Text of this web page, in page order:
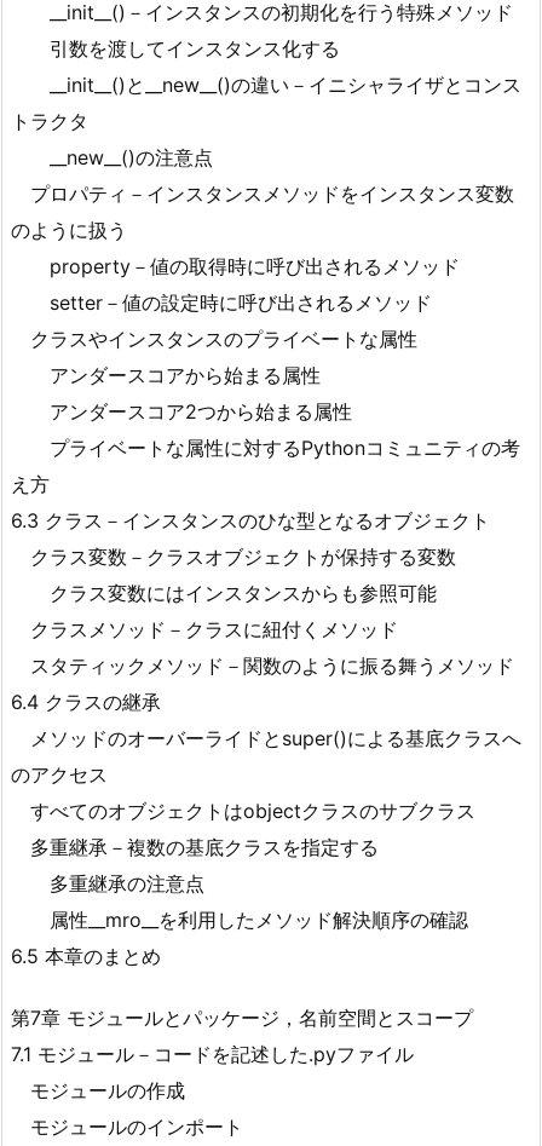
__init__()－インスタンスの初期化を行う特殊メソッド
引数を渡してインスタンス化する
__init__()と__new__()の違い－イニシャライザとコンス
トラクタ
__new__()の注意点
プロパティ－インスタンスメソッドをインスタンス変数
のように扱う
property－値の取得時に呼び出されるメソッド
setter－値の設定時に呼び出されるメソッド
クラスやインスタンスのプライベートな属性
アンダースコアから始まる属性
アンダースコア2つから始まる属性
プライベートな属性に対するPythonコミュニティの考
え方
6.3 クラス－インスタンスのひな型となるオブジェクト
クラス変数－クラスオブジェクトが保持する変数
クラス変数にはインスタンスからも参照可能
クラスメソッド－クラスに紐付くメソッド
スタティックメソッド－関数のように振る舞うメソッド
6.4 クラスの継承
メソッドのオーバーライドとsuper()による基底クラスへ
のアクセス
すべてのオブジェクトはobjectクラスのサブクラス
多重継承－複数の基底クラスを指定する
多重継承の注意点
属性__mro__を利用したメソッド解決順序の確認
6.5 本章のまとめ
第7章 モジュールとパッケージ，名前空間とスコープ
7.1 モジュール－コードを記述した.pyファイル
モジュールの作成
モジュールのインポート